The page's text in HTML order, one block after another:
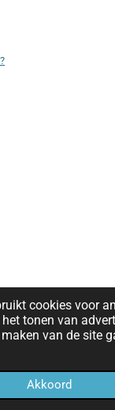
cookies voor
tonen van
van de site
Akkoord
catering